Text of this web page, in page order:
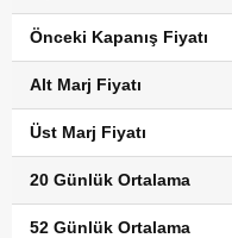
Önceki Kapanış Fiyatı
Alt Marj Fiyatı
Üst Marj Fiyatı
20 Günlük Ortalama
52 Günlük Ortalama